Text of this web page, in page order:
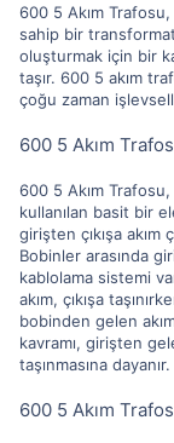
600 5 Akım
sahip bir
oluşturmak için bir
taşır. 600 5 akım
çoğu zaman
600 5 Akım
600 5 Akım Trafosu,
kullanılan basit bir
girişten çıkışa
Bobinler arasında
kablolama sistemi
akım, çıkışa
bobinden gelen
kavramı, girişten
taşınmasına dayanır.
600 5 Akım